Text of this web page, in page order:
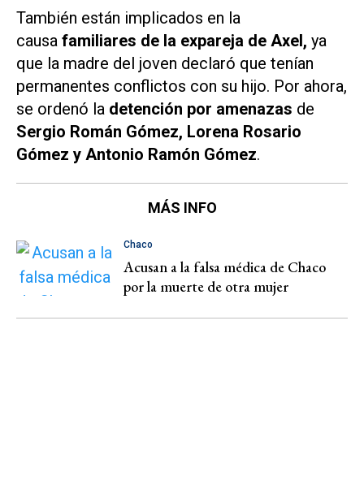
También están implicados en la
causa familiares de la expareja de Axel, ya
que la madre del joven declaró que tenían
permanentes conflictos con su hijo. Por ahora,
se ordenó la detención por amenazas de
Sergio Román Gómez, Lorena Rosario
Gómez y Antonio Ramón Gómez.
MÁS INFO
Chaco
Acusan a la falsa médica de Chaco
por la muerte de otra mujer